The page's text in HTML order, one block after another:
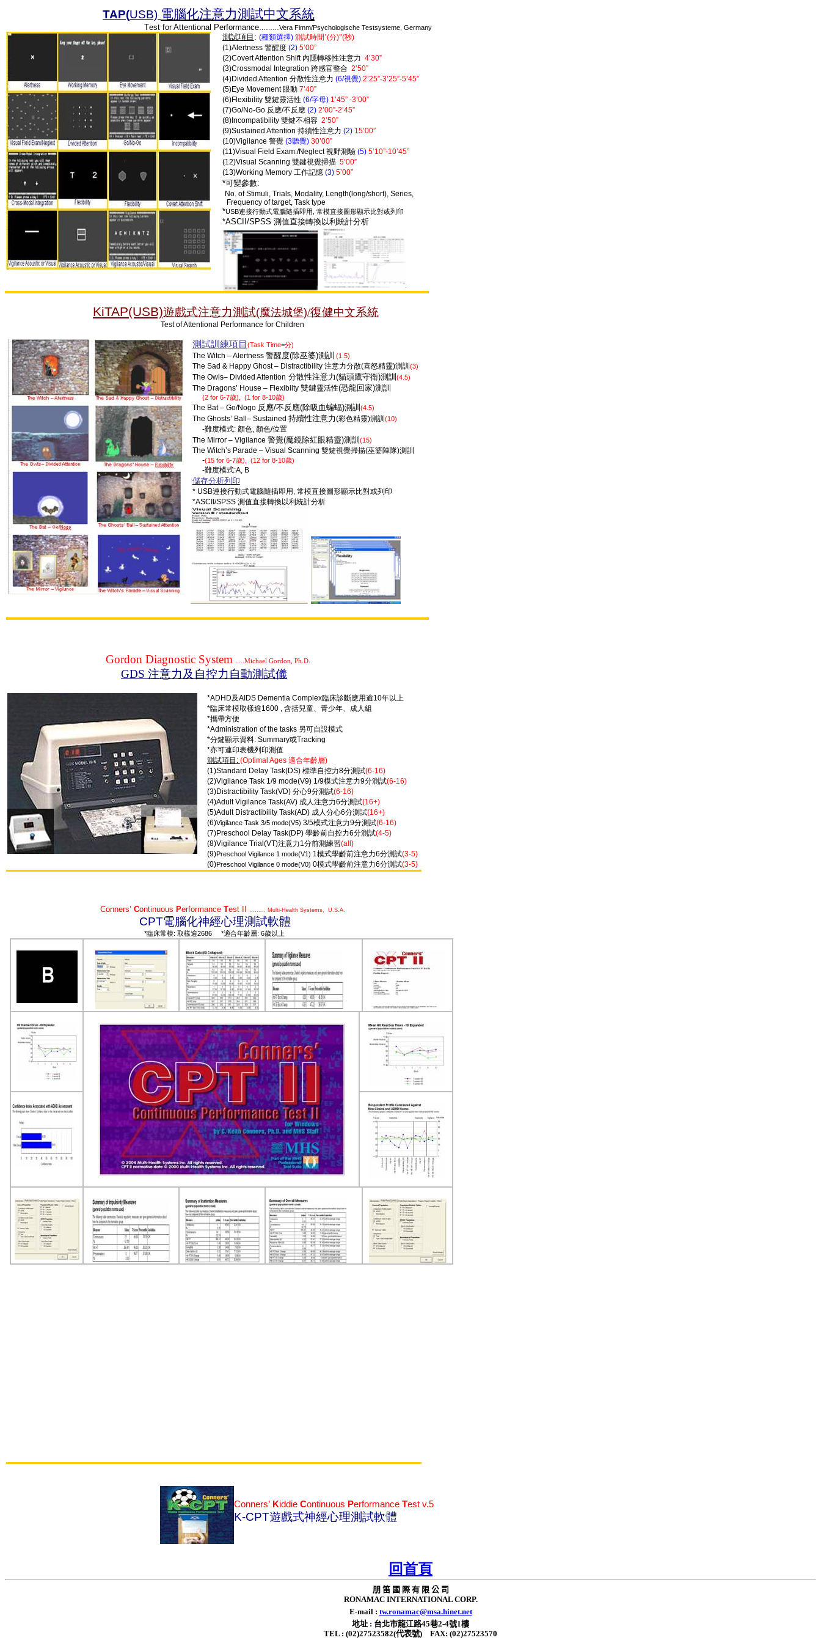
TAP(USB) 電腦化注意力測試中文系統
Test for Attentional Performance ………Vera Fimm/Psychologische Testsysteme, Germany
測試項目 : (種類選擇) 測試時間’(分)”(秒)
(1)Alertness 警醒度 (2)5’00”
(2)Covert Attention Shift 內隱轉移性注意力 4’30”
(3)Crossmodal Integration 跨感官整合 2’50”
(4)Divided Attention 分散性注意力 (6/視覺)2’25”-3’25”-5’45”
(5)Eye Movement 眼動7’40”
(6)Flexibility 雙鍵靈活性 (6/字母)1’45” -3’00”
(7)Go/No-Go 反應/不反應 (2)2’00”-2’45”
(8)Incompatibility 雙鍵不相容 2’50”
(9)Sustained Attention 持續性注意力 (2)15’00”
(10)Vigilance 警覺 (3聽覺)30’00”
(11)Visual Field Exam./Neglect視野測驗 (5)5’10”-10’45”
(12)Visual Scanning 雙鍵視覺掃描 5’00”
(13)Working Memory 工作記憶 (3)5’00”
*可變參數:
No. of Stimuli, Trials, Modality, Length(long/short), Series,
Frequency of target, Task type
*USB連接行動式電腦隨插即用 常模直接圖形顯示比對或列印
*ASCII/SPSS 測值直接轉換以利統計分析
KiTAP(USB)遊戲式注意力測試(魔法城堡)/復健中文系統
Test of Attentional Performance for Children
測試訓練項目 (Task Time=分)
The Witch – Alertness 警醒度(除巫婆)測訓 (1.5)
The Sad & Happy Ghost – Distractibility 注意力分散(喜怒精靈)測訓 (3)
The Owls– Divided Attention 分散性注意力(貓頭鷹守衛)測訓 (4.5)
The Dragons’ House – Flexibilty 雙鍵靈活性(恐龍回家)測訓
(2 for 6-7歲), (1 for 8-10歲)
The Bat – Go/Nogo 反應/不反應(除吸血蝙蝠)測訓 (4.5)
The Ghosts’ Ball– Sustained 持續性注意力(彩色精靈)測訓 (10)
-難度模式: 顏色, 顏色/位置
The Mirror – Vigilance 警覺(魔鏡除紅眼精靈)測訓 (15)
The Witch’s Parade – Visual Scanning 雙鍵視覺掃描(巫婆陣隊)測訓
-(15 for 6-7歲), (12 for 8-10歲)
-難度模式:A, B
儲存分析列印
* USB連接行動式電腦隨插即用 常模直接圖形顯示比對或列印
*ASCII/SPSS 測值直接轉換以利統計分析
Gordon Diagnostic System ….Michael Gordon, Ph.D.
GDS 注意力及自控力自動測試儀
*ADHD及AIDSDementia Complex臨床診斷應用逾10年以上
*臨床常模取樣逾1600 , 含括兒童、青少年、成人組
*攜帶方便
*Administration of the tasks 另可自設模式
*分鍵顯示資料: Summary或Tracking
*亦可連印表機列印測值
測試項目 : (Optimal Ages 適合年齡層)
(1)Standard Delay Task(DS) 標準自控力8分測試(6-16)
(2)Vigilance Task 1/9 mode(V9) 1/9模式注意力9分測試(6-16)
(3)Distractibility Task(VD) 分心9分測試(6-16)
(4)Adult Vigilance Task(AV) 成人注意力6分測試(16+)
(5)Adult Distractibility Task(AD) 成人分心6分測試(16+)
(6)Vigilance Task 3/5 mode(V5) 3/5模式注意力9分測試(6-16)
(7)Preschool Delay Task(DP) 學齡前自控力6分測試(4-5)
(8)Vigilance Trial(VT)注意力1分前測練習(all)
(9)Preschool Vigilance 1 mode(V1) 1模式學齡前注意力6分測試(3-5)
(0)Preschool Vigilance 0 mode(V0) 0模式學齡前注意力6分測試(3-5)
Conners’ Continuous Performance Test II ......... Multi-Health Systems, U.S.A.
CPT電腦化神經心理測試軟體
*臨床常模: 取樣逾2686 *適合年齡層: 6歲以上
Conners’ Kiddie Continuous Performance Test v.5
K-CPT遊戲式神經心理測試軟體
回首頁
朋 笛 國 際 有 限 公 司
RONAMAC INTERNATIONAL CORP.
E-mail : tw.ronamac@msa.hinet.net
地址 : 台北市龍江路45巷2-4號1樓
TEL : (02)27523582(代表號) FAX: (02)27523570